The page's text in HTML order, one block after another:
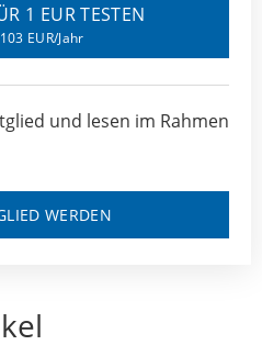
1 EUR TESTEN
EUR/Jahr
und lesen im Rahmen
WERDEN